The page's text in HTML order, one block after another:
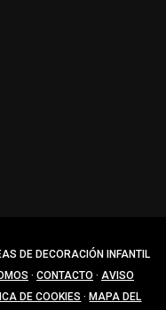
DE DECORACIÓN INFANTIL
· CONTACTO · AVISO
DE COOKIES · MAPA DEL